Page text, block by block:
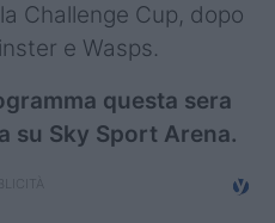
Challenge Cup, dopo
e Wasps.
questa sera
su Sky Sport Arena.